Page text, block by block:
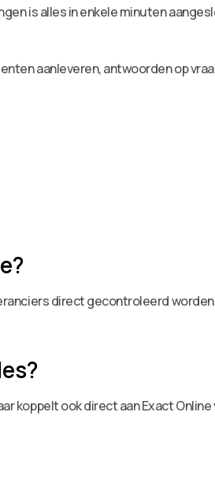
is alles in enkele minuten
aanleveren, antwoorden op
direct gecontroleerd
koppelt ook direct aan Exact